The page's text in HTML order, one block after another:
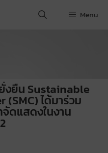
Menu
ยืน Sustainable
ได้มาร่วม
ดแสดงในงาน